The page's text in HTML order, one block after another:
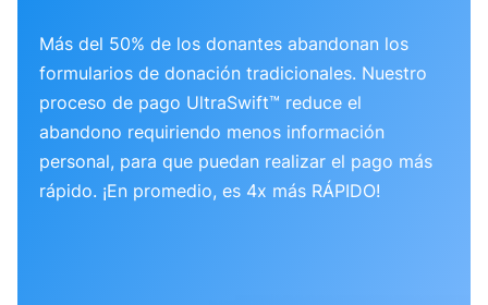
Más del 50% de los donantes abandonan los
formularios de donación tradicionales. Nuestro
proceso de pago UltraSwift™ reduce el
abandono requiriendo menos información
personal, para que puedan realizar el pago más
rápido. ¡En promedio, es 4x más RÁPIDO!